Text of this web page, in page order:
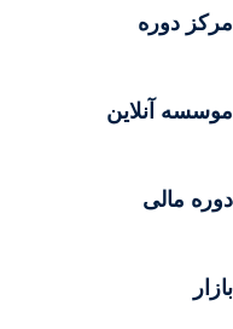
مرکز دوره
موسسه آنلاین
دوره مالی
بازار